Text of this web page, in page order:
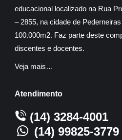
educacional localizado na Rua
– 2855, na cidade de
100.000m2. Faz parte deste
discentes e docentes.
Veja mais…
Atendimento
(14) 3284-4001
(14) 99825-3779